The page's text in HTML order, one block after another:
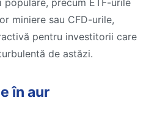
miniere sau CFD-urile,
pentru investitorii care
de astăzi.
în aur